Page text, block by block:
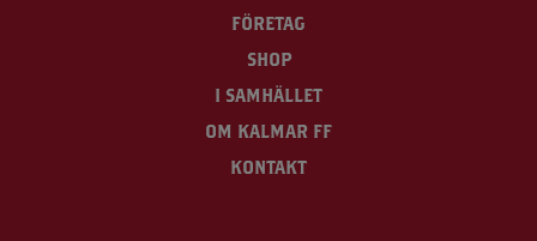
FÖRETAG
SHOP
I SAMHÄLLET
OM KALMAR FF
KONTAKT